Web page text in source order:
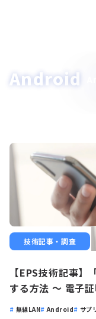
Android
技術記事・調査
【EPS技術記事
する方法 ～ 電子
無線LAN Android サプ